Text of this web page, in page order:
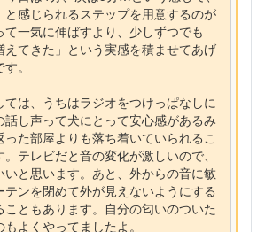
と感じられるステップを用意するのが
て一気に伸ばすより、少しずつでも
えてきた」という実感を積ませてあげ
。
は、うちはラジオをつけっぱなしに
話し声って犬にとって安心感があるみ
た部屋よりも落ち着いていられるこ
テレビだと音の変化が激しいので、
と思います。あと、外からの音に敏
ンを閉めて外が見えないようにする
こともあります。自分の匂いのついた
よくやってましたよ。